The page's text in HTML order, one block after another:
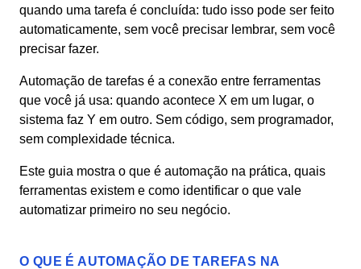
quando uma tarefa é concluída: tudo isso pode ser feito
automaticamente, sem você precisar lembrar, sem você
precisar fazer.
Automação de tarefas é a conexão entre ferramentas
que você já usa: quando acontece X em um lugar, o
sistema faz Y em outro. Sem código, sem programador,
sem complexidade técnica.
Este guia mostra o que é automação na prática, quais
ferramentas existem e como identificar o que vale
automatizar primeiro no seu negócio.
O QUE É AUTOMAÇÃO DE TAREFAS NA